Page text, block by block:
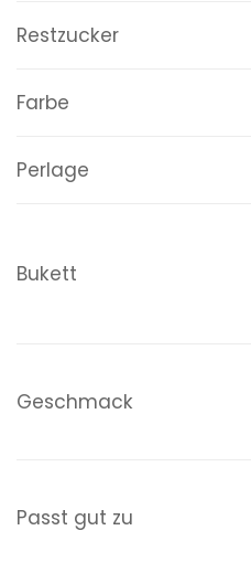
Restzucker
Farbe
Perlage
Bukett
Geschmack
Passt gut zu